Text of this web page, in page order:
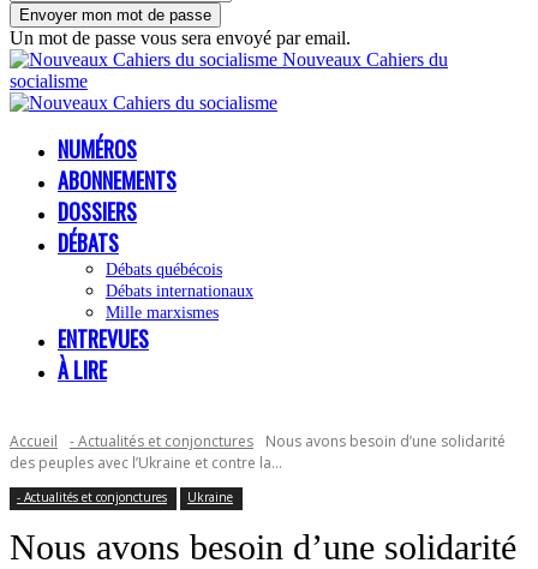
Un mot de passe vous sera envoyé par email.
Nouveaux Cahiers du
socialisme
NUMÉROS
ABONNEMENTS
DOSSIERS
DÉBATS
Débats québécois
Débats internationaux
Mille marxismes
ENTREVUES
À LIRE
Accueil - Actualités et conjonctures
Nous avons besoin d’une solidarité
des peuples avec l’Ukraine et contre la...
- Actualités et conjonctures Ukraine
Nous avons besoin d’une solidarité